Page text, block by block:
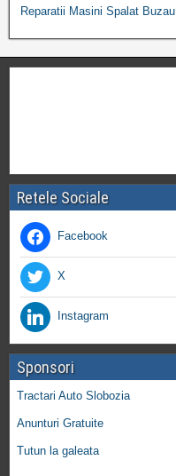
Reparatii Masini Spalat Buzau
Retele Sociale
Facebook
X
Instagram
Sponsori
Tractari Auto Slobozia
Anunturi Gratuite
Tutun la galeata